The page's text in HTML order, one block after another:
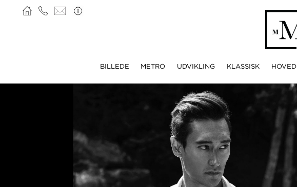
BILLEDE METRO UDVIKLING KLASSISK HOVED